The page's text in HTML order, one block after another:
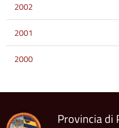
2002
2001
2000
del
Provincia di